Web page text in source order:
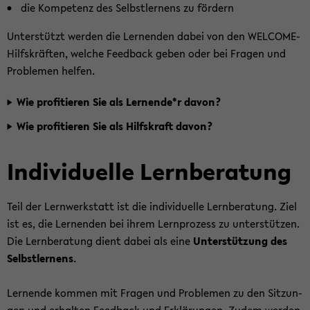
die Kom­pe­tenz des Selbst­ler­nens zu för­dern
Un­ter­stützt wer­den die Ler­nen­den dabei von den WELCOME-​
Hilfskräften, wel­che Feed­back geben oder bei Fra­gen und
Pro­ble­men hel­fen.
Wie pro­fi­tie­ren Sie als Ler­nen­de*r davon?
Wie pro­fi­tie­ren Sie als Hilfs­kraft davon?
In­di­vi­du­el­le Lern­be­ra­tung
Teil der Lern­werk­statt ist die in­di­vi­du­el­le Lern­be­ra­tung. Ziel
ist es, die Ler­nen­den bei ihrem Lern­pro­zess zu un­ter­stüt­zen.
Die Lern­be­ra­tung dient dabei als eine Un­ter­stüt­zung des
Selbst­ler­nens.
Ler­nen­de kom­men mit Fra­gen und Pro­ble­men zu den Sit­zun­